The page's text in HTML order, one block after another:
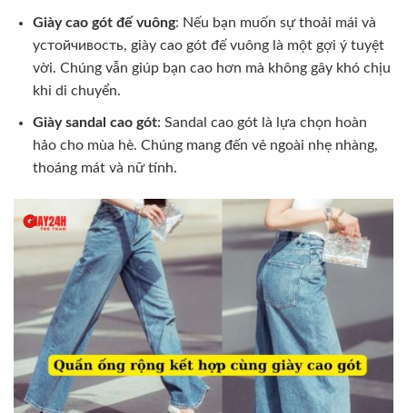
Giày cao gót đế vuông: Nếu bạn muốn sự thoải mái và
устойчивость, giày cao gót đế vuông là một gợi ý tuyệt
vời. Chúng vẫn giúp bạn cao hơn mà không gây khó chịu
khi di chuyển.
Giày sandal cao gót: Sandal cao gót là lựa chọn hoàn
hảo cho mùa hè. Chúng mang đến vẻ ngoài nhẹ nhàng,
thoáng mát và nữ tính.